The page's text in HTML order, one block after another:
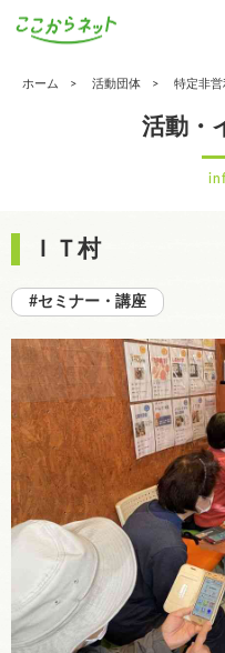
ホーム 活動団体 特定非
活動・
ＩＴ村
#セミナー・講座